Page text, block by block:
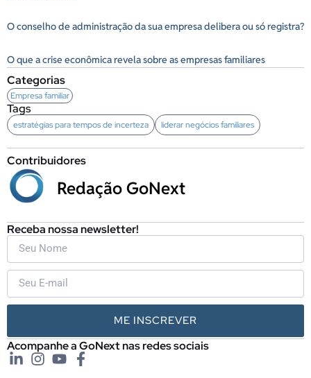
Categorias
Empresa familiar
Tags
estratégias para tempos de incerteza liderar negócios familiares
Contribuidores
Redação GoNext
Receba nossa newsletter!
ME INSCREVER
Acompanhe a GoNext nas redes sociais
O conselho de administração da sua empresa delibera ou só registra?
O que a crise econômica revela sobre as empresas familiares